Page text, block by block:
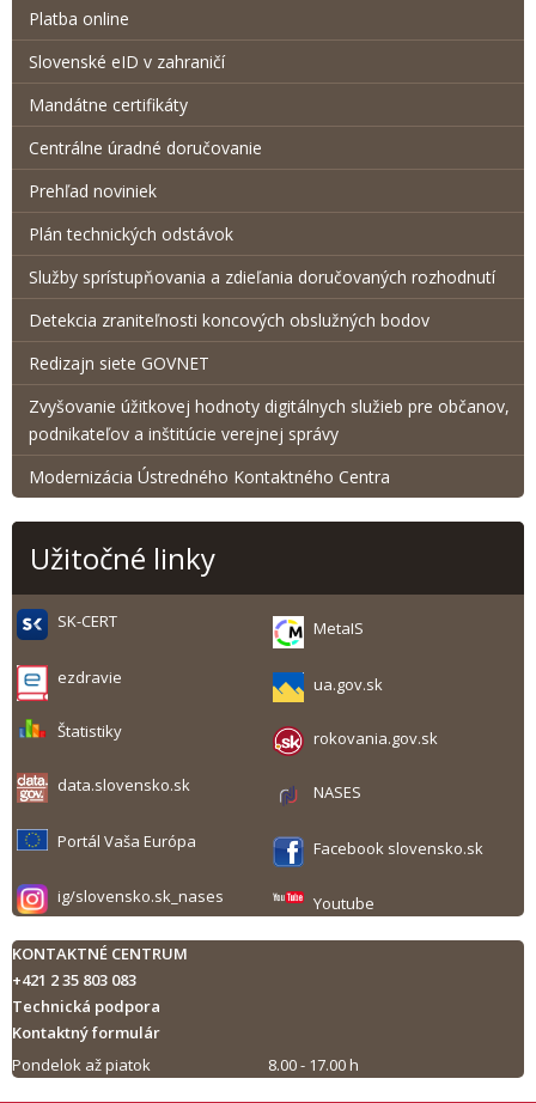
Platba online
Slovenské eID v zahraničí
Mandátne certifikáty
Centrálne úradné doručovanie
Prehľad noviniek
Plán technických odstávok
Služby sprístupňovania a zdieľania doručovaných rozhodnutí
Detekcia zraniteľnosti koncových obslužných bodov
Redizajn siete GOVNET
Zvyšovanie úžitkovej hodnoty digitálnych služieb pre občanov,
podnikateľov a inštitúcie verejnej správy
Modernizácia Ústredného Kontaktného Centra
Užitočné linky
SK-CERT MetaIS
ezdravie ua.gov.sk
Štatistiky rokovania.gov.sk
data.slovensko.sk NASES
Portál Vaša Európa Facebook slovensko.sk
ig/slovensko.sk_nases Youtube
KONTAKTNÉ CENTRUM
+421 2 35 803 083
Technická podpora
Kontaktný formulár
Pondelok až piatok
8.00 - 17.00 h
Tlač obsahu